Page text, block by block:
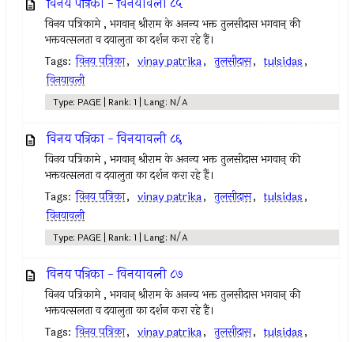
विनय पत्रिकामे , भगवान् श्रीराम के अनन्य भक्त तुलसीदास भगवान् की
भक्तवत्सलता व दयालुता का दर्शन करा रहे हैं।
Tags: विनय पत्रिका, vinay patrika, तुलसीदास, tulsidas,
विनयावली
Type: PAGE | Rank: 1 | Lang: N/A
विनय पत्रिका - विनयावली ८६
विनय पत्रिकामे , भगवान् श्रीराम के अनन्य भक्त तुलसीदास भगवान् की
भक्तवत्सलता व दयालुता का दर्शन करा रहे हैं।
Tags: विनय पत्रिका, vinay patrika, तुलसीदास, tulsidas,
विनयावली
Type: PAGE | Rank: 1 | Lang: N/A
विनय पत्रिका - विनयावली ८७
विनय पत्रिकामे , भगवान् श्रीराम के अनन्य भक्त तुलसीदास भगवान् की
भक्तवत्सलता व दयालुता का दर्शन करा रहे हैं।
Tags: विनय पत्रिका, vinay patrika, तुलसीदास, tulsidas,